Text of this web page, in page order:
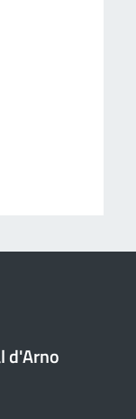
d'Arno